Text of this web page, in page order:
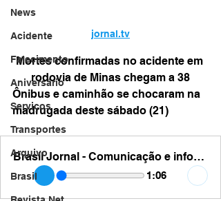
News
Acidente
Falecimento
Aniversário
Serviços
Transportes
Arquivo
Brasil
jornal.tv
Mortes confirmadas no acidente em
rodovia de Minas chegam a 38
Ônibus e caminhão se chocaram na
madrugada deste sábado (21)
Brasil Jornal - Comunicação e informação - 38
1:06